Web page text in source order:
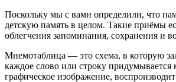
Поскольку мы с вами определили, что
детскую память в целом. Такие приёмы
облегчения запоминания, сохранения и
Мнемотаблица — это схема, в которую
каждое слово или строку придумывается
графическое изображение,